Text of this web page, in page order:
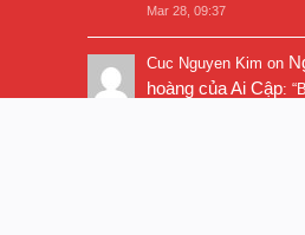
Mar 28, 09:37
Cuc Nguyen Kim on
hoàng của Ai Cập: “